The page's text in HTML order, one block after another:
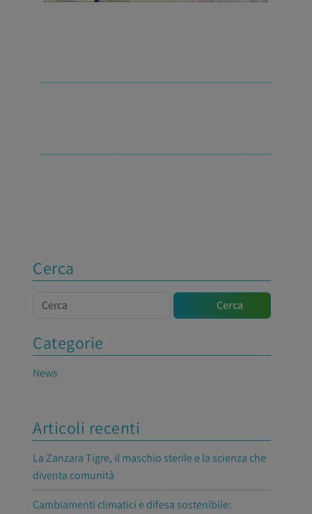
Cerca
Cerca Cerca
Categorie
News
Articoli recenti
La Zanzara Tigre, il maschio sterile e la scienza che
diventa comunità
Cambiamenti climatici e difesa sostenibile: